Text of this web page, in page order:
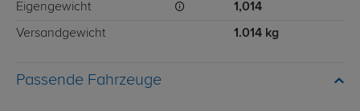
Eigengewicht 1,014
Versandgewicht 1.014 kg
Passende Fahrzeuge